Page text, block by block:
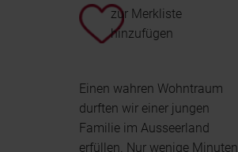
zur Merkliste
hinzufügen
Einen wahren Wohntraum
durften wir einer jungen
Familie im Ausseerland
erfüllen. Nur wenige Minuten